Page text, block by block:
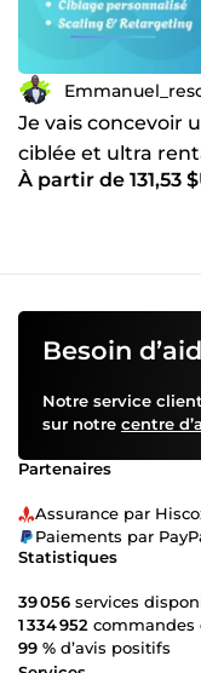
Je vais concevoir
ciblée et ultra
qualifiés
À partir de 131,53
Besoin
Notre service
sur notre centre
Partenaires
Assurance par
Paiements par
Statistiques
39 056 services
1 334 952 commandes
99 % d’avis positifs